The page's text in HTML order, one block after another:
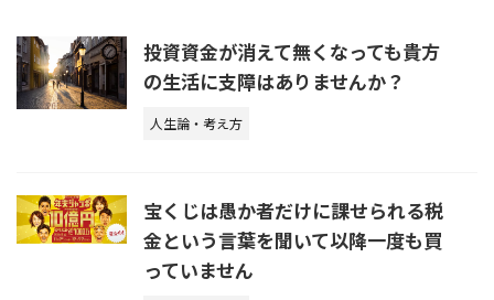
投資資金が消えて無くなっても貴方
の生活に支障はありませんか？
人生論・考え方
宝くじは愚か者だけに課せられる税
金という言葉を聞いて以降一度も買
っていません